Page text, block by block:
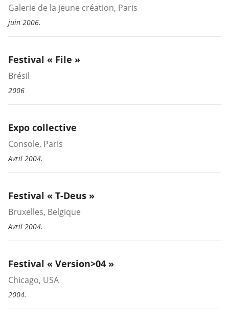
Galerie de la jeune création, Paris
juin 2006.
Festival « File »
Brésil
2006
Expo collective
Console, Paris
Avril 2004.
Festival « T-Deus »
Bruxelles, Belgique
Avril 2004.
Festival « Version>04 »
Chicago, USA
2004.